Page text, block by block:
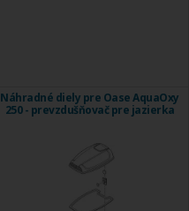
Náhradné diely pre Oase AquaOxy
250 - prevzdušňovač pre jazierka